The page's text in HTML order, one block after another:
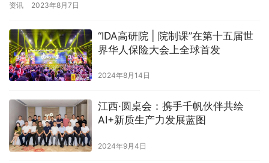
择。在决定加盟咖啡店之前,创业者需要进行充分的市场调研,了解当
的品牌是非常重要的,这样可以帮助创业者快速获得市场份额…
资讯 2023年8月7日
“IDA高研院 | 院制课”在第十五届世
界华人保险大会上全球首发
2024年8月14日
江西·圆桌会：携手千帆伙伴共绘
AI+新质生产力发展蓝图
2024年9月4日